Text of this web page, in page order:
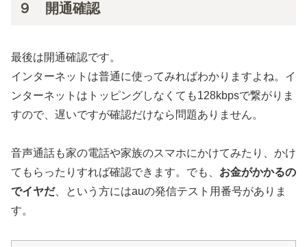
９ 開通確認
最後は開通確認です。
インターネットは普通に使ってみればわかりますよね。イ
ンターネットはトッピングしなくても128kbpsで繋がりま
すので、遅いですが確認だけなら問題ありません。
音声通話も家の電話や家族のスマホにかけてみたり、かけ
てもらったりすれば確認できます。でも、 お金がかかるの
でイヤだ、という方にはauの発信テスト用番号がありま
す。